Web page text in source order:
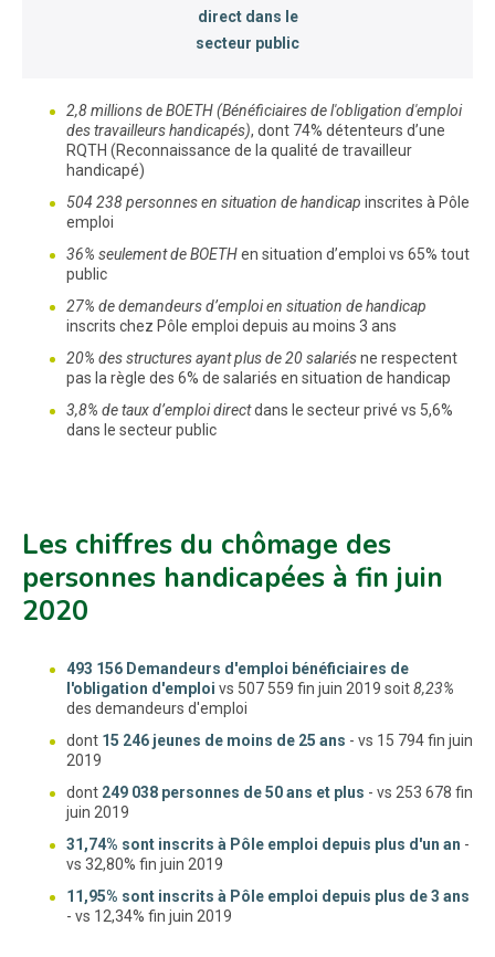
direct dans le
secteur public
2,8 millions de BOETH (Bénéficiaires de l'obligation d'emploi
des travailleurs handicapés), dont 74% détenteurs d’une
RQTH (Reconnaissance de la qualité de travailleur
handicapé)
504 238 personnes en situation de handicap inscrites à Pôle
emploi
36% seulement de BOETHen situation d’emploi vs 65% tout
public
27% de demandeurs d’emploi en situation de handicap
inscrits chez Pôle emploi depuis au moins 3 ans
20% des structures ayant plus de 20 salariésne respectent
pas la règle des 6% de salariés en situation de handicap
3,8% de taux d’emploi directdans le secteur privé vs 5,6%
dans le secteur public
Les chiffres du chômage des
personnes handicapées à fin juin
2020
493 156 Demandeurs d'emploi bénéficiaires de
l'obligation d'emploi vs 507 559 fin juin 2019 soit8,23%
des demandeurs d'emploi
dont 15 246 jeunes de moins de 25 ans - vs 15 794 fin juin
2019
dont 249 038 personnes de 50 ans et plus - vs 253 678 fin
juin 2019
31,74% sont inscrits à Pôle emploi depuis plus d'un an -
vs 32,80% fin juin 2019
11,95% sont inscrits à Pôle emploi depuis plus de 3 ans
- vs 12,34% fin juin 2019